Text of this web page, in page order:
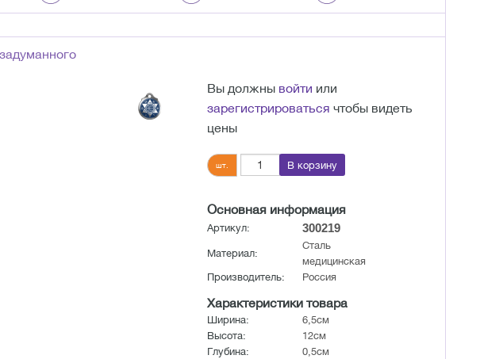
Вы должны войти или
зарегистрироваться чтобы видеть
цены
шт. В корзину
Основная информация
Артикул: 300219
Материал:
Сталь
медицинская
Производитель:
Россия
Характеристики товара
Ширина:
6,5см
Высота:
12см
Глубина:
0,5см